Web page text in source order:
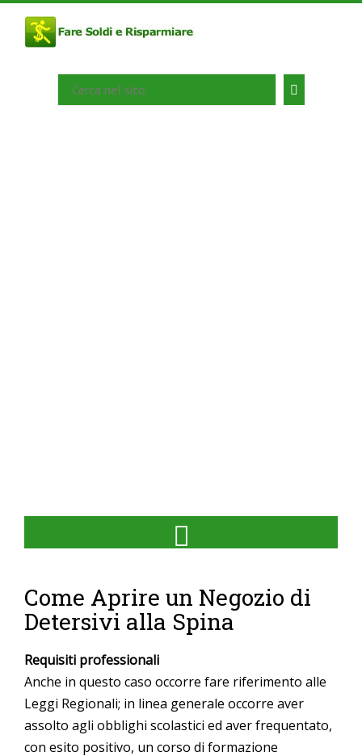
Come Aprire un Negozio di
Detersivi alla Spina
Requisiti professionali
Anche in questo caso occorre fare riferimento alle
Leggi Regionali; in linea generale occorre aver
assolto agli obblighi scolastici ed aver frequentato,
con esito positivo, un corso di formazione